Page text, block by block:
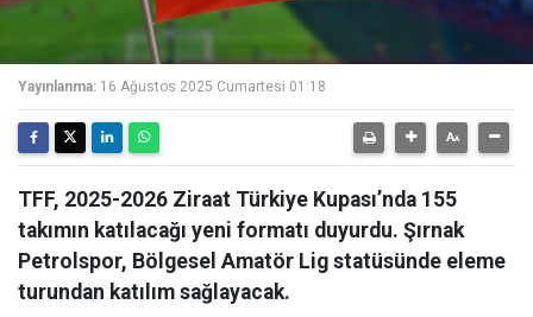
Yayınlanma: 16 Ağustos 2025 Cumartesi 01:18
TFF, 2025-2026 Ziraat Türkiye Kupası’nda 155
takımın katılacağı yeni formatı duyurdu. Şırnak
Petrolspor, Bölgesel Amatör Lig statüsünde eleme
turundan katılım sağlayacak.